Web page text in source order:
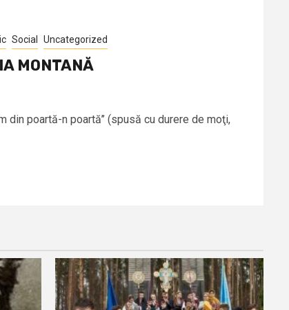
Social Uncategorized
MONTANĂ
poartă-n poartă’’ (spusă cu durere de moţi,